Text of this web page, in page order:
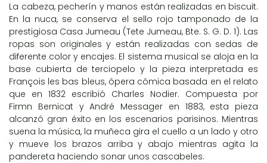
La cabeza, pecherín y manos están realizadas en biscuit.
En la nuca, se conserva el sello rojo tamponado de la
prestigiosa Casa Jumeau (Tete Jumeau, Bte. S. G. D. 1). Las
ropas son originales y están realizadas con sedas de
diferente color y encajes. El sistema musical se aloja en la
base cubierta de terciopelo y la pieza interpretada es
François les bas bleus, ópera cómica basada en el relato
que en 1832 escribió Charles Nodier. Compuesta por
Firmn Bernicat y André Messager en 1883, esta pieza
alcanzó gran éxito en los escenarios parisinos. Mientras
suena la música, la muñeca gira el cuello a un lado y otro
y mueve los brazos arriba y abajo mientras agita la
pandereta haciendo sonar unos cascabeles.